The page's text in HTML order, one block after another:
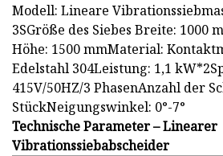
Modell: Lineare
3SGröße des Siebes Breite: 1000
Höhe: 1500 mmMaterial:
Edelstahl 304Leistung: 1,1
415V/50HZ/3 PhasenAnzahl der
StückNeigungswinkel: 0°-7°
Technische Parameter – Linearer
Vibrationssiebabscheider